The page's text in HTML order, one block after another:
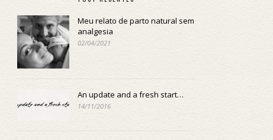
Meu relato de parto natural sem
analgesia
02/04/2021
An update and a fresh start…
14/11/2016